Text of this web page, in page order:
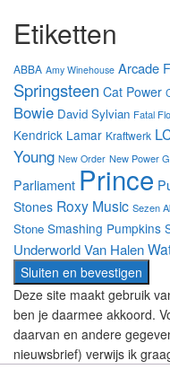
Etiketten
ABBA Amy Winehouse Arcade
Springsteen Cat Power
Bowie David Sylvian Fatal
Kendrick Lamar Kraftwerk
Young New Order New Power
Parliament Prince
Stones Roxy Music Sezen
Stone Smashing Pumpkins
UnderworldVan Halen
Deze site maakt gebruik
ben je daarmee akkoord.
daarvan en andere
nieuwsbrief) verwijs ik